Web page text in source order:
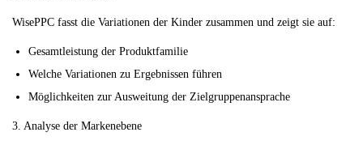
WisePPC fasst die Variationen der Kinder zusammen und zeigt sie auf:
Gesamtleistung der Produktfamilie
Welche Variationen zu Ergebnissen führen
Möglichkeiten zur Ausweitung der Zielgruppenansprache
3. Analyse der Markenebene